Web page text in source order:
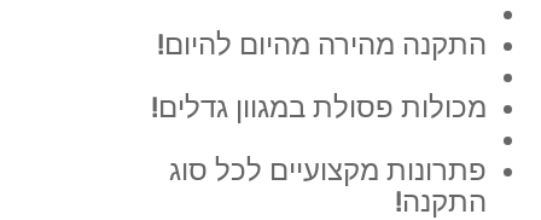
התקנה מהירה מהיום להיום!
מכולות פסולת במגוון גדלים!
פתרונות מקצועיים לכל סוג
התקנה!